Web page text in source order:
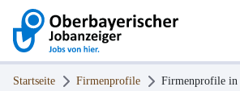
Startseite Firmenprofile Firmenprofile in